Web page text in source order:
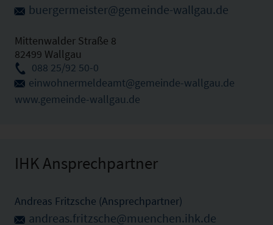
buergermeister@gemeinde-wallgau.de
Mittenwalder Straße 8
82499 Wallgau
088 25/92 50-0
einwohnermeldeamt@gemeinde-wallgau.de
www.gemeinde-wallgau.de
IHK Ansprechpartner
Andreas Fritzsche (Ansprechpartner)
andreas.fritzsche@muenchen.ihk.de